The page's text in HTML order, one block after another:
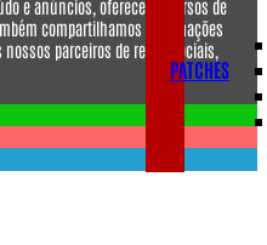
PATCHES
e anúncios, oferecer recursos de
compartilhamos informações
parceiros de redes sociais,